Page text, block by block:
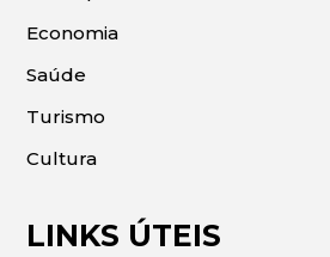
Economia
Saúde
Turismo
Cultura
LINKS ÚTEIS